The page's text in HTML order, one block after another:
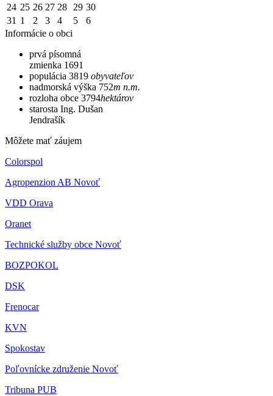
24 25 26 27 28 29 30
31 1 2 3 4 5
6
Informácie o obci
prvá písomná
zmienka 1691
populácia 3819 obyvateľov
nadmorská výška 752m n.m.
rozloha obce 3794hektárov
starosta Ing. Dušan
Jendrašík
Môžete mať záujem
Colorspol
Agropenzion AB Novoť
VDD Orava
Oranet
Technické služby obce Novoť
BOZPOKOL
DSK
Frenocar
KVN
Spokostav
Poľovnícke združenie Novoť
Tribuna PUB